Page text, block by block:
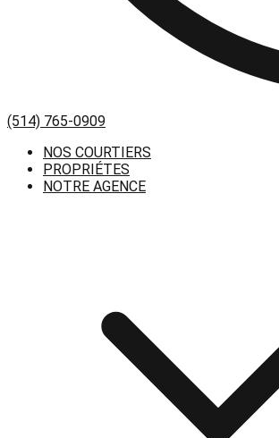
(514) 765-0909
NOS COURTIERS
PROPRIÉTES
NOTRE AGENCE